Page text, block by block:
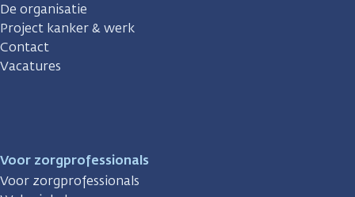
De organisatie
Project kanker & werk
Contact
Vacatures
Voor zorgprofessionals
Voor zorgprofessionals